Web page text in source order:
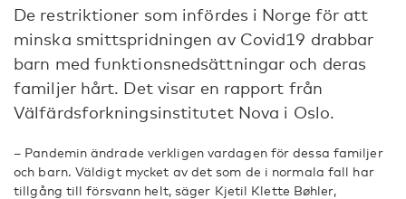
De restriktioner som infördes i Norge för att
minska smittspridningen av Covid19 drabbar
barn med funktionsnedsättningar och deras
familjer hårt. Det visar en rapport från
Välfärdsforkningsinstitutet Nova i Oslo.
– Pandemin ändrade verkligen vardagen för dessa familjer
och barn. Väldigt mycket av det som de i normala fall har
tillgång till försvann helt, säger Kjetil Klette Bøhler,